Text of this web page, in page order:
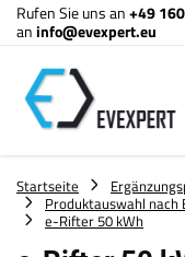
Rufen Sie uns an+49
aninfo@evexpert.eu
Startseite
Produktauswahl nach
e-Rifter 50 kWh